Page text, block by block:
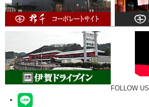
FOLLOW US